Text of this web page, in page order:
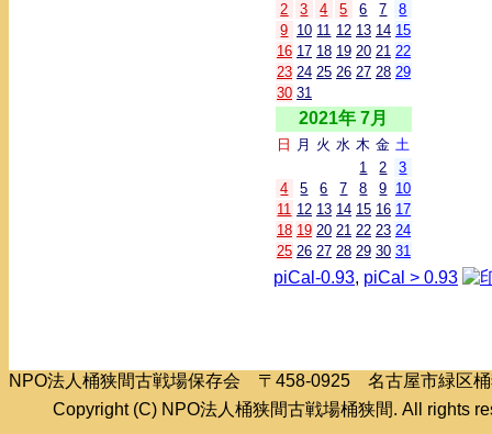
2
3 4 5 6 7
8
9 10 11 12 13 14 15
16 17 18 19 20 21 22
23 24 25 26 27 28 29
30 31
2021年 7月
日 月 火 水 木 金 土
1
2
3
4
5 6 7 8 9 10
11 12 13 14 15 16 17
18 19 20 21 22 23 24
25 26 27 28 29 30 31
piCal-0.93, piCal > 0.93
NPO法人桶狭間古戦場保存会 〒458-0925 名古屋市緑区
Copyright (C) NPO法人桶狭間古戦場桶狭間. All rights